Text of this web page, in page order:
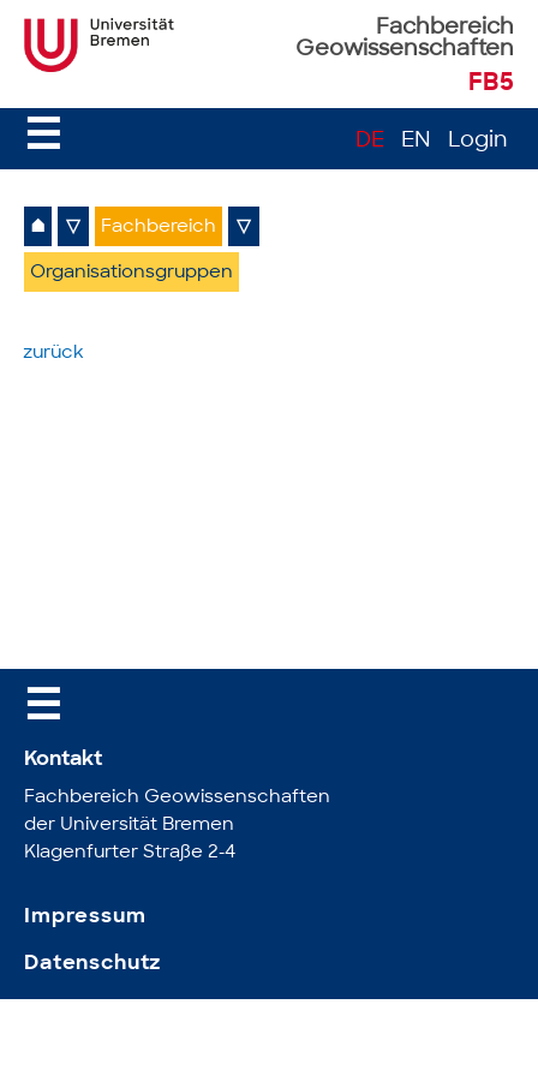
Fachbereich
Geowissenschaften
FB5
☰ DE EN Login
⌂ ▽ Fachbereich ▽
Organisationsgruppen
zurück
☰
Kontakt
Fachbereich Geowissenschaften
der Universität Bremen
Klagenfurter Straße 2-4
Impressum
Datenschutz